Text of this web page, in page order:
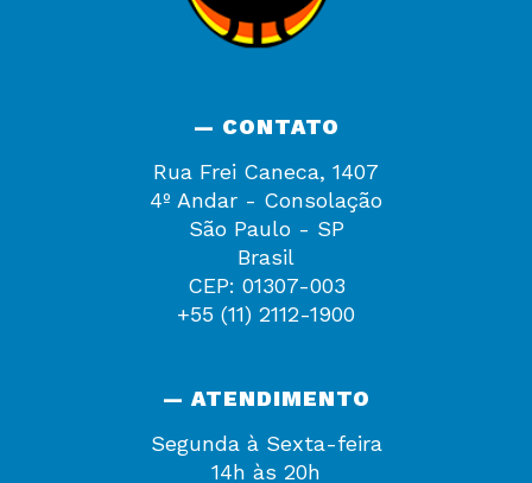
— CONTATO
Rua Frei Caneca, 1407
4º Andar - Consolação
São Paulo - SP
Brasil
CEP: 01307-003
+55 (11) 2112-1900
— ATENDIMENTO
Segunda à Sexta-feira
14h às 20h